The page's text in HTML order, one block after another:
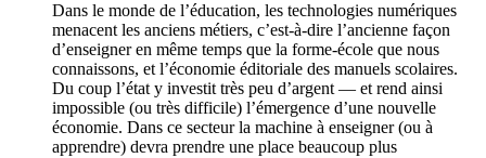
Dans le monde de l’éducation, les technologies numériques
menacent les anciens métiers, c’est-à-dire l’ancienne façon
d’enseigner en même temps que la forme-école que nous
connaissons, et l’économie éditoriale des manuels scolaires.
Du coup l’état y investit très peu d’argent — et rend ainsi
impossible (ou très difficile) l’émergence d’une nouvelle
économie. Dans ce secteur la machine à enseigner (ou à
apprendre) devra prendre une place beaucoup plus